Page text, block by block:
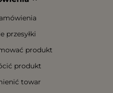
przesyłki
produkt
produkt
towar